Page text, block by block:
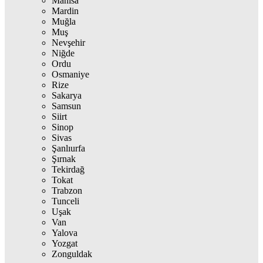
Mardin
Muğla
Muş
Nevşehir
Niğde
Ordu
Osmaniye
Rize
Sakarya
Samsun
Siirt
Sinop
Sivas
Şanlıurfa
Şırnak
Tekirdağ
Tokat
Trabzon
Tunceli
Uşak
Van
Yalova
Yozgat
Zonguldak